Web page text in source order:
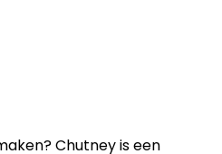
Chutney is een